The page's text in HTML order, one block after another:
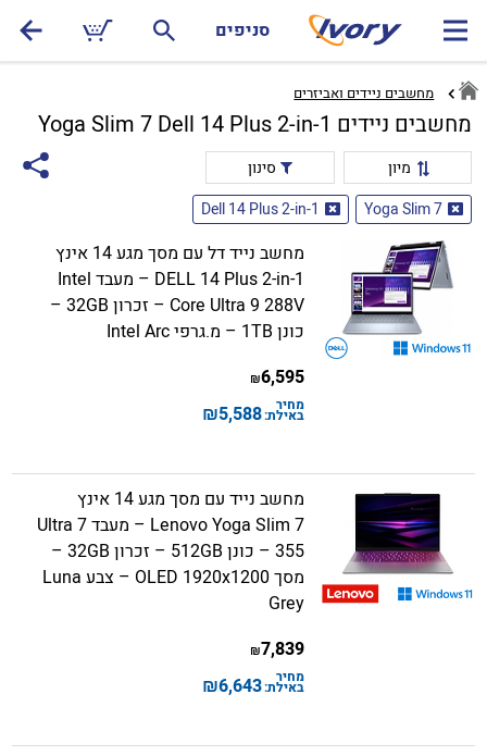
סניפים
מחשבים ניידים ואביזרים
מחשבים ניידים Yoga Slim 7 Dell 14 Plus 2-in-1
מיון
סינון
Yoga Slim 7
Dell 14 Plus 2-in-1
מחשב נייד דל עם מסך מגע 14 אינץ
DELL 14 Plus 2-in-1 – מעבד Intel
Core Ultra 9 288V – זכרון 32GB –
כונן 1TB – מ.גרפי Intel Arc
6,595
₪
מחיר
באילת:5,588
₪
מחשב נייד עם מסך מגע 14 אינץ
Lenovo Yoga Slim 7 – מעבד Ultra 7
355 – כונן 512GB – זכרון 32GB –
מסך OLED 1920x1200 – צבע Luna
Grey
7,839
₪
מחיר
באילת:6,643
₪